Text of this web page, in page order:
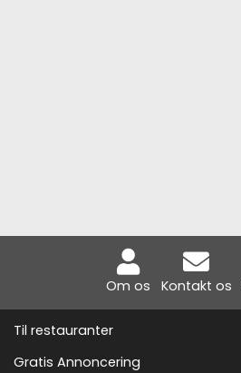
Om os Kontakt os
Til restauranter
Gratis Annoncering